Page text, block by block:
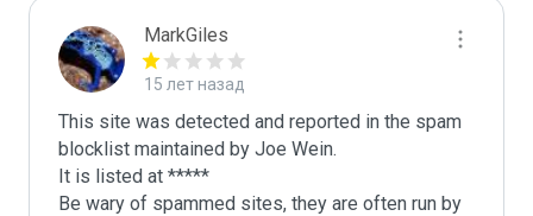
MarkGiles
15 лет назад
This site was detected and reported in the spam
blocklist maintained by Joe Wein.
It is listed at *****
Be wary of spammed sites, they are often run by